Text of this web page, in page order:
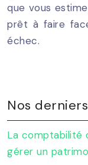
que vous
prêt à faire
échec.
Nos
La comptabilité
gérer un